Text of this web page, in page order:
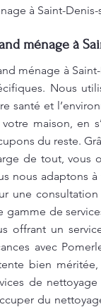
à Saint-Denis-
ménage à
ménage à
Nous
santé et
maison, en
du reste.
de tout, vous
nous adaptons à
une
gamme de
offrant un
avec
bien
de
du